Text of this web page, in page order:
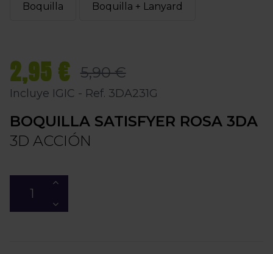
Boquilla Boquilla + Lanyard
2,95 € 5,90 €
Incluye IGIC - Ref. 3DA231G
BOQUILLA SATISFYER ROSA 3DA
3D ACCIÓN